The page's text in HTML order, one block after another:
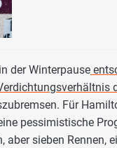
der Winterpause
Für
pessimistische
sieben Rennen,